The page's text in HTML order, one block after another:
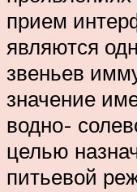
прием
являются
звеньев
значение
водно-
целью
питьевой